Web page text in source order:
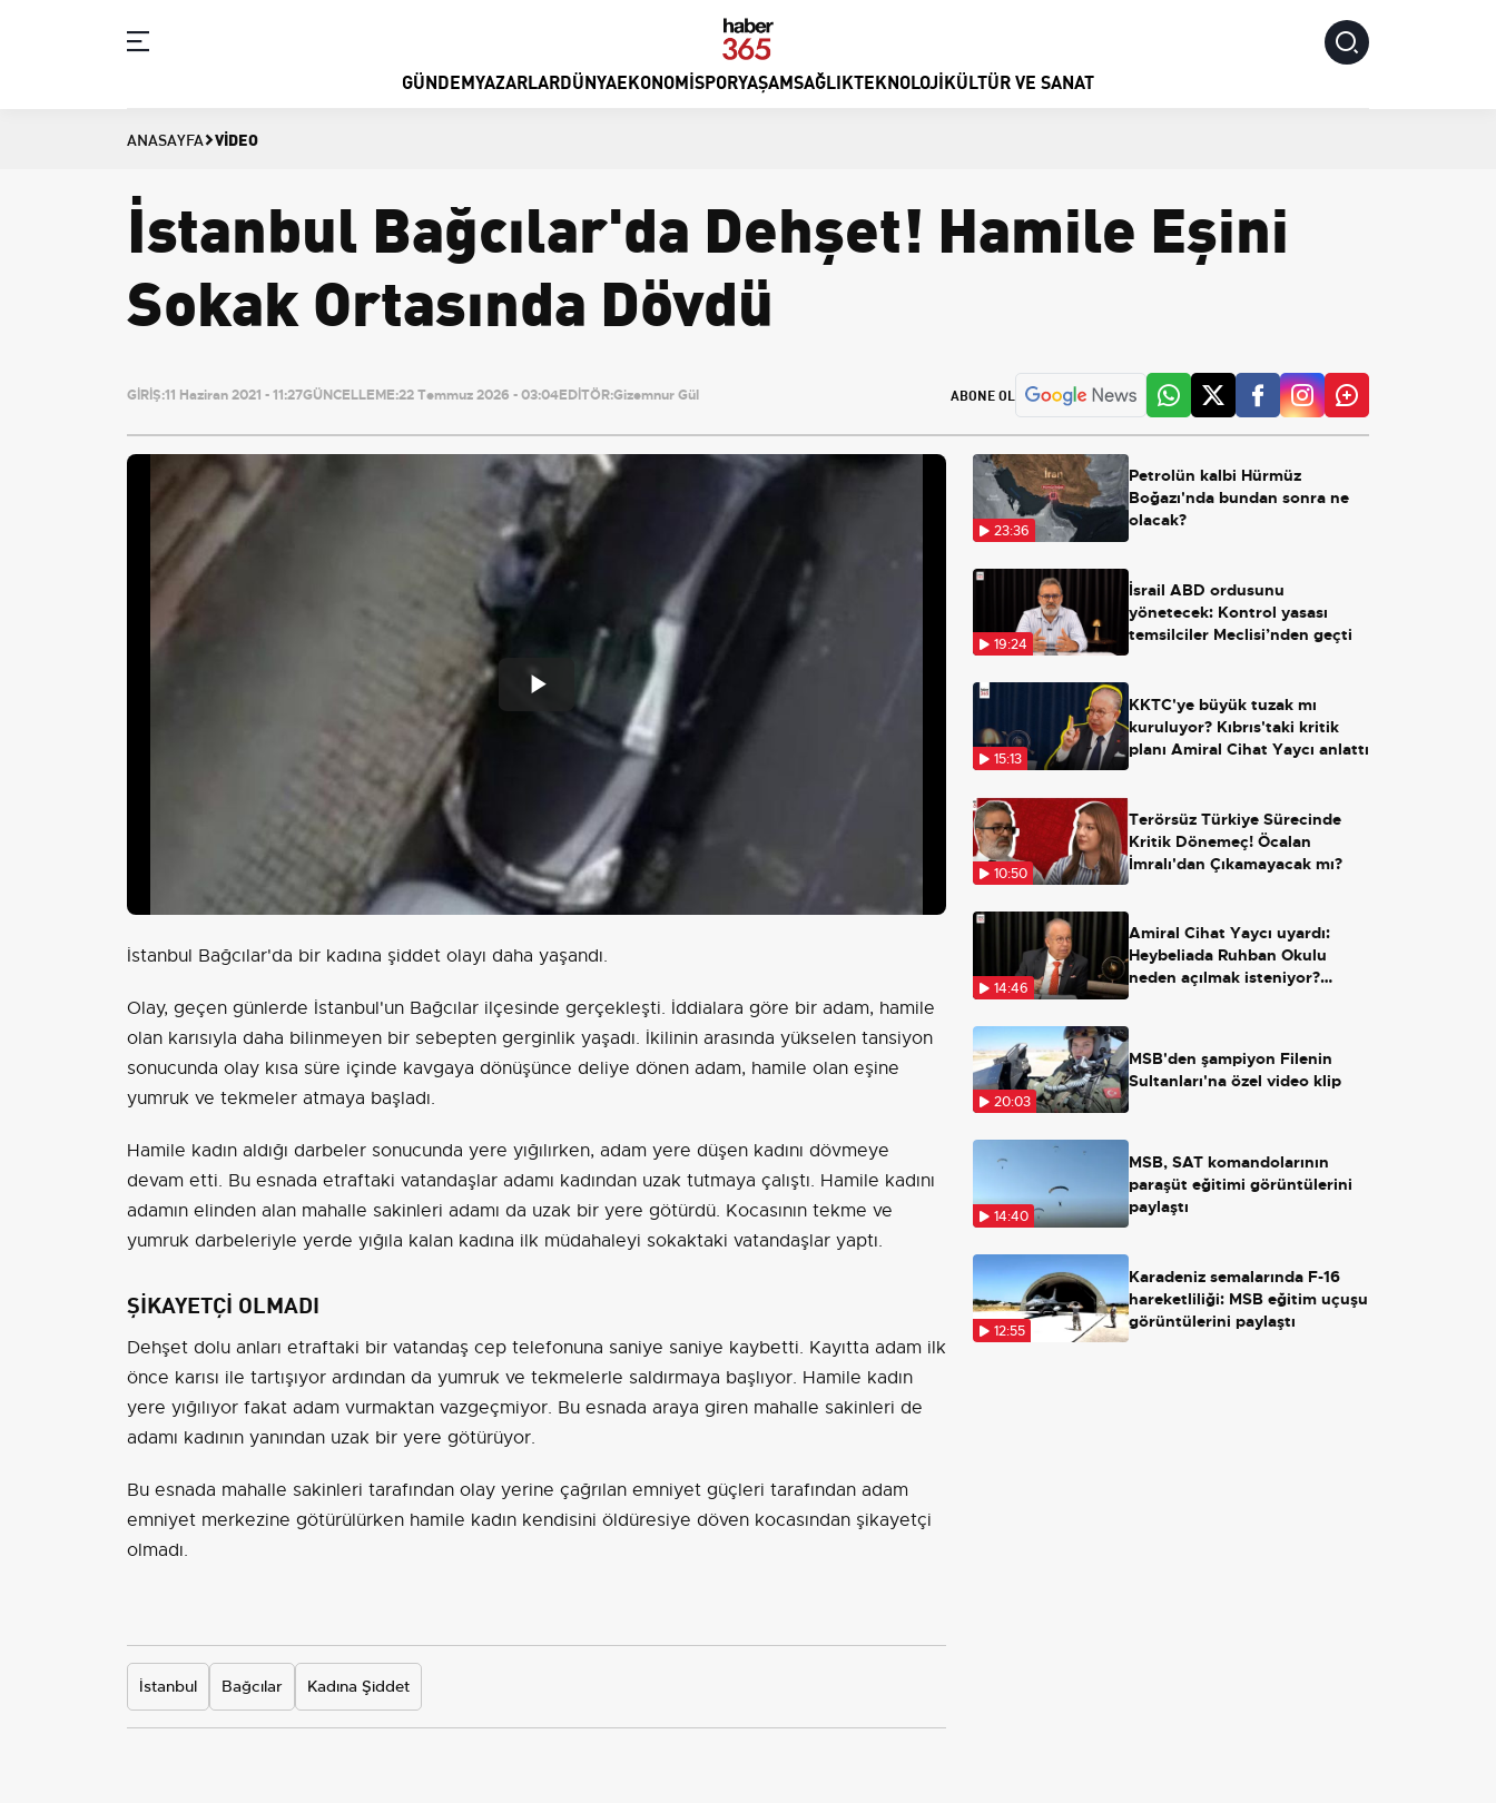
GÜNDEMYAZARLARDÜNYAEKONOMISPORYAŞAMSAĞLIKTEKNOLOJIKÜLTÜR VE SANAT
ANASAYFA VIDEO
İstanbul Bağcılar'da Dehşet! Hamile Eşini
Sokak Ortasında Dövdü
GİRİŞ:11 Haziran 2021 - 11:27GÜNCELLEME:22 Temmuz 2026 - 03:04EDİTÖR:Gizemnur Gül ABONE OL
Play
Video
İstanbul Bağcılar'da bir kadına şiddet olayı daha yaşandı.
Olay, geçen günlerde İstanbul'un Bağcılar ilçesinde gerçekleşti. İddialara göre bir adam, hamile
olan karısıyla daha bilinmeyen bir sebepten gerginlik yaşadı. İkilinin arasında yükselen tansiyon
sonucunda olay kısa süre içinde kavgaya dönüşünce deliye dönen adam, hamile olan eşine
yumruk ve tekmeler atmaya başladı.
Hamile kadın aldığı darbeler sonucunda yere yığılırken, adam yere düşen kadını dövmeye
devam etti. Bu esnada etraftaki vatandaşlar adamı kadından uzak tutmaya çalıştı. Hamile kadını
adamın elinden alan mahalle sakinleri adamı da uzak bir yere götürdü. Kocasının tekme ve
yumruk darbeleriyle yerde yığıla kalan kadına ilk müdahaleyi sokaktaki vatandaşlar yaptı.
ŞİKAYETÇİ OLMADI
Dehşet dolu anları etraftaki bir vatandaş cep telefonuna saniye saniye kaybetti. Kayıtta adam ilk
önce karısı ile tartışıyor ardından da yumruk ve tekmelerle saldırmaya başlıyor. Hamile kadın
yere yığılıyor fakat adam vurmaktan vazgeçmiyor. Bu esnada araya giren mahalle sakinleri de
adamı kadının yanından uzak bir yere götürüyor.
Bu esnada mahalle sakinleri tarafından olay yerine çağrılan emniyet güçleri tarafından adam
emniyet merkezine götürülürken hamile kadın kendisini öldüresiye döven kocasından şikayetçi
olmadı.
İstanbul Bağcılar Kadına Şiddet
23:36
Petrolün kalbi Hürmüz
Boğazı'nda bundan sonra ne
olacak?
19:24
İsrail ABD ordusunu
yönetecek: Kontrol yasası
temsilciler Meclisi’nden geçti
15:13
KKTC'ye büyük tuzak mı
kuruluyor? Kıbrıs'taki kritik
planı Amiral Cihat Yaycı anlattı
10:50
Terörsüz Türkiye Sürecinde
Kritik Dönemeç! Öcalan
İmralı'dan Çıkamayacak mı?
14:46
Amiral Cihat Yaycı uyardı:
Heybeliada Ruhban Okulu
neden açılmak isteniyor?
20:03
MSB'den şampiyon Filenin
Sultanları'na özel video klip
14:40
MSB, SAT komandolarının
paraşüt eğitimi görüntülerini
paylaştı
12:55
Karadeniz semalarında F-16
hareketliliği: MSB eğitim uçuşu
görüntülerini paylaştı